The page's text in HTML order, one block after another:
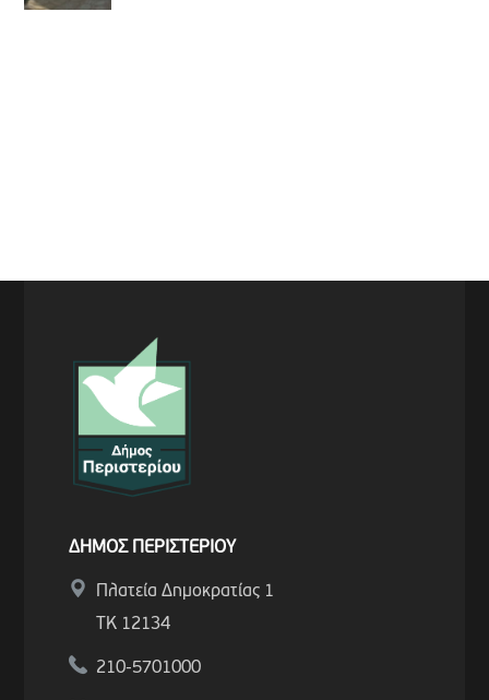
ΔΗΜΟΣ ΠΕΡΙΣΤΕΡΙΟΥ
Πλατεία Δημοκρατίας 1
ΤΚ 12134
210-5701000